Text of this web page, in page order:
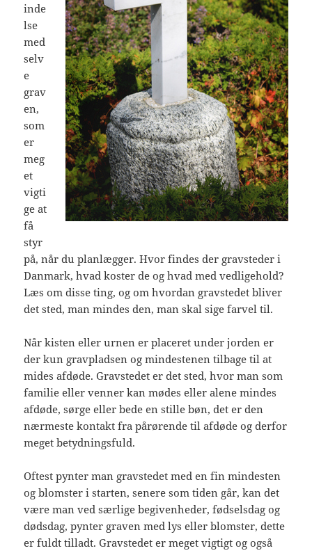
inde
lse
med
selv
e
grav
en,
som
er
meg
et
vigti
ge at
få
styr
på, når du planlægger. Hvor findes der gravsteder i
Danmark, hvad koster de og hvad med vedligehold?
Læs om disse ting, og om hvordan gravstedet bliver
det sted, man mindes den, man skal sige farvel til.
Når kisten eller urnen er placeret under jorden er
der kun gravpladsen og mindestenen tilbage til at
mides afdøde. Gravstedet er det sted, hvor man som
familie eller venner kan mødes eller alene mindes
afdøde, sørge eller bede en stille bøn, det er den
nærmeste kontakt fra pårørende til afdøde og derfor
meget betydningsfuld.
Oftest pynter man gravstedet med en fin mindesten
og blomster i starten, senere som tiden går, kan det
være man ved særlige begivenheder, fødselsdag og
dødsdag, pynter graven med lys eller blomster, dette
er fuldt tilladt. Gravstedet er meget vigtigt og også